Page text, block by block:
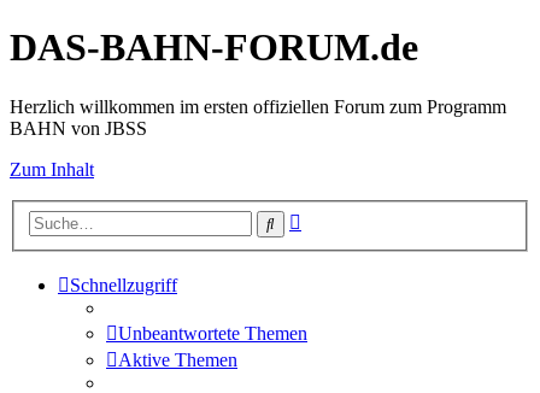
DAS-BAHN-FORUM.de
Herzlich willkommen im ersten offiziellen Forum zum Programm
BAHN von JBSS
Zum Inhalt
Suche
Schnellzugriff
Unbeantwortete Themen
Aktive Themen